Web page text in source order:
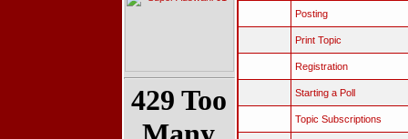
Posting
Print Topic
Registration
Starting a Poll
Topic Subscriptions